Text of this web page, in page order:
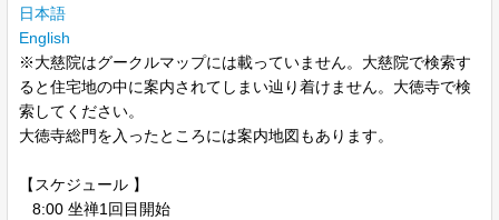
日本語
English
※大慈院はグークルマップには載っていません。大慈院で検索す
ると住宅地の中に案内されてしまい辿り着けません。大徳寺で検
索してください。
大徳寺総門を入ったところには案内地図もあります。
【スケジュール 】
8:00 坐禅1回目開始